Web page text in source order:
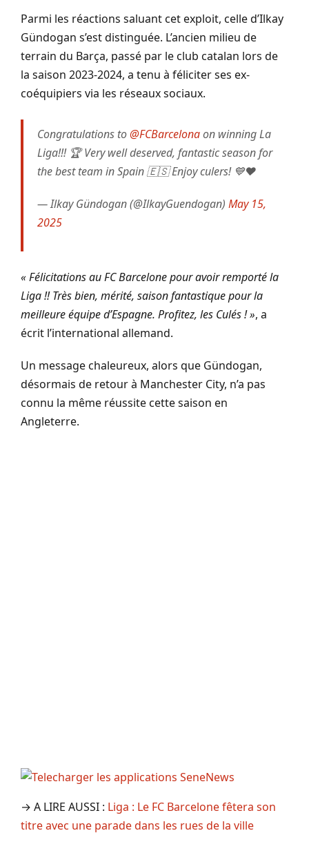
Parmi les réactions saluant cet exploit, celle d’Ilkay
Gündogan s’est distinguée. L’ancien milieu de
terrain du Barça, passé par le club catalan lors de
la saison 2023-2024, a tenu à féliciter ses ex-
coéquipiers via les réseaux sociaux.
Congratulations to@FCBarcelonaon winning La
Liga!!! 🏆 Very well deserved, fantastic season for
the best team in Spain 🇪🇸 Enjoy culers! 💙❤️
— Ilkay Gündogan (@IlkayGuendogan) May 15,
2025
« Félicitations au FC Barcelone pour avoir remporté la
Liga !! Très bien, mérité, saison fantastique pour la
meilleure équipe d’Espagne. Profitez, les Culés ! », a
écrit l’international allemand.
Un message chaleureux, alors que Gündogan,
désormais de retour à Manchester City, n’a pas
connu la même réussite cette saison en
Angleterre.
→ A LIRE AUSSI : Liga : Le FC Barcelone fêtera son
titre avec une parade dans les rues de la ville